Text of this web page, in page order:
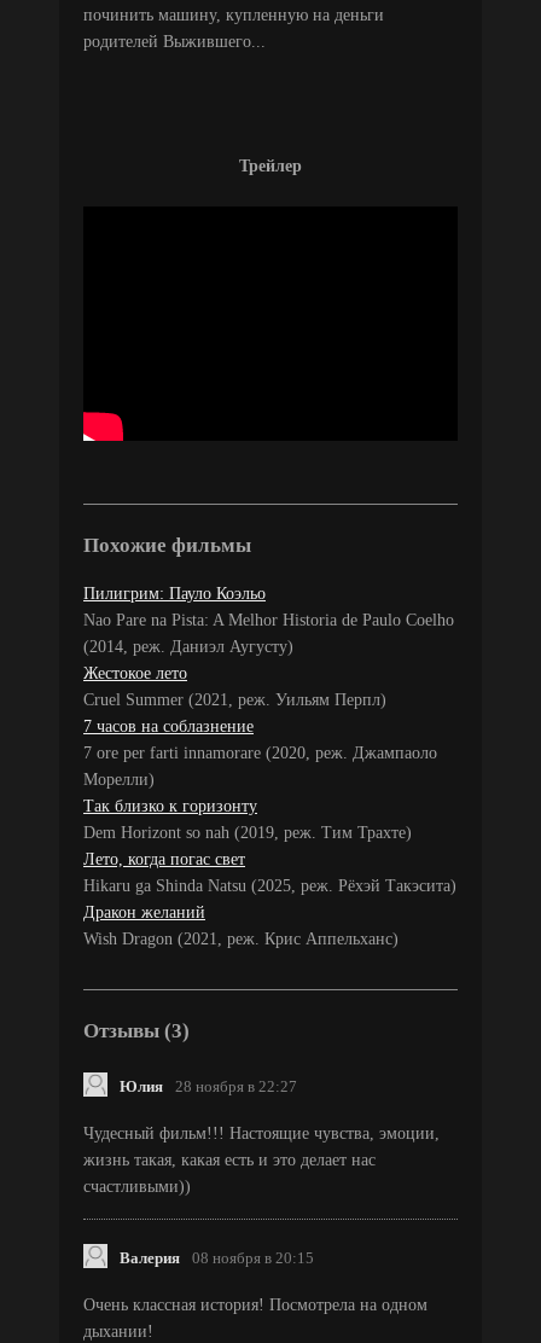
починить машину, купленную на деньги
родителей Выжившего...
Трейлер
Похожие фильмы
Пилигрим: Пауло Коэльо
Nao Pare na Pista: A Melhor Historia de Paulo Coelho
(2014, реж. Даниэл Аугусту)
Жестокое лето
Cruel Summer (2021, реж. Уильям Перпл)
7 часов на соблазнение
7 ore per farti innamorare (2020, реж. Джампаоло
Морелли)
Так близко к горизонту
Dem Horizont so nah (2019, реж. Тим Трахте)
Лето, когда погас свет
Hikaru ga Shinda Natsu (2025, реж. Рёхэй Такэсита)
Дракон желаний
Wish Dragon (2021, реж. Крис Аппельханс)
Отзывы (3)
Юлия 28 ноября в 22:27
Чудесный фильм!!! Настоящие чувства, эмоции,
жизнь такая, какая есть и это делает нас
счастливыми))
Валерия 08 ноября в 20:15
Очень классная история! Посмотрела на одном
дыхании!